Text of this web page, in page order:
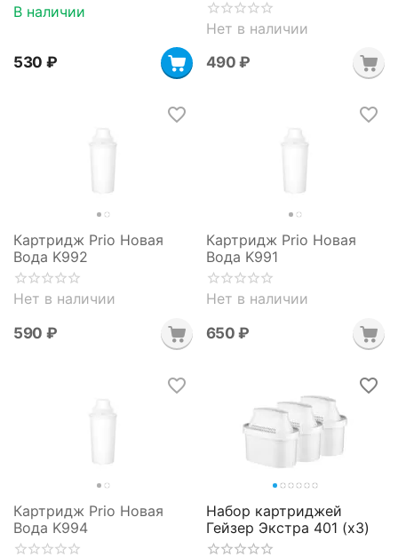
В наличии
‍530‍ ₽
Нет в наличии
‍490‍ ₽
Картридж Prio Новая
Вода K992
Нет в наличии
‍590‍ ₽
Картридж Prio Новая
Вода K991
Нет в наличии
‍650‍ ₽
Картридж Prio Новая
Вода K994
Набор картриджей
Гейзер Экстра 401 (х3)